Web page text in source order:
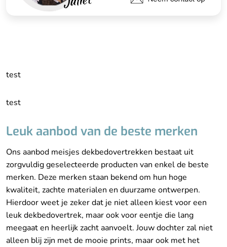
test
test
Leuk aanbod van de beste merken
Ons aanbod meisjes dekbedovertrekken bestaat uit
zorgvuldig geselecteerde producten van enkel de beste
merken. Deze merken staan bekend om hun hoge
kwaliteit, zachte materialen en duurzame ontwerpen.
Hierdoor weet je zeker dat je niet alleen kiest voor een
leuk dekbedovertrek, maar ook voor eentje die lang
meegaat en heerlijk zacht aanvoelt. Jouw dochter zal niet
alleen blij zijn met de mooie prints, maar ook met het